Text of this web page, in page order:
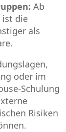
Ab
ist die
als
oder im
Schulung
Risiken